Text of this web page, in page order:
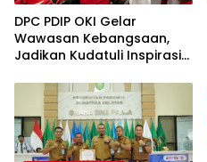
DPC PDIP OKI Gelar
Wawasan Kebangsaan,
Jadikan Kudatuli Inspirasi